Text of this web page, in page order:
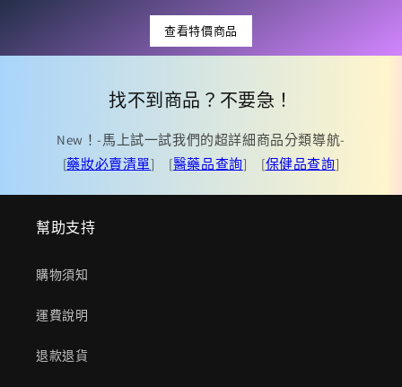
查看特價商品
找不到商品？不要急！
New！-馬上試一試我們的超詳細商品分類導航-
[藥妝必賣清單] [醫藥品查詢] [保健品查詢]
幫助支持
購物須知
運費說明
退款退貨